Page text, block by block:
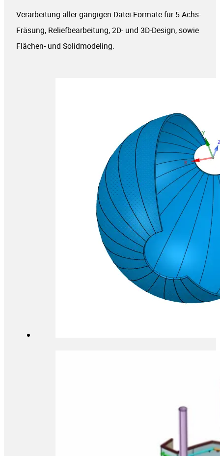
Verarbeitung aller gängigen Datei-Formate für 5 Achs-
Fräsung, Reliefbearbeitung, 2D- und 3D-Design, sowie
Flächen- und Solidmodeling.